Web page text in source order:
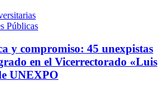
Públicas
y compromiso: 45 unexpistas
en el Vicerrectorado «Luis
UNEXPO